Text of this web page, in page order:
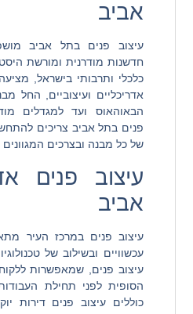
אביב
עיצוב פנים בתל אביב
חדשנות מודרנית ומורשת
כלכלי ותרבותי בישראל,
אדריכליים ועיצוביים, החל
הבאוהאוס ועד למגדלים
פנים בתל אביב צריכים
של כל מבנה ובצרכים
עיצוב פנים
אביב
עיצוב פנים במרכז העיר
עכשוויים ובשילוב של
עיצוב פנים, שמאפשרות
הסופית לפני תחילת
כוללים עיצוב פנים דירות